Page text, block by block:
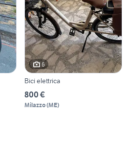
6
Bici elettrica
800 €
Milazzo(ME)